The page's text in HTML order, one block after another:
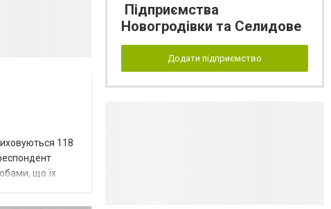
118
що їх
Підприємства
Новогродівки та Селидове
Додати підприємство